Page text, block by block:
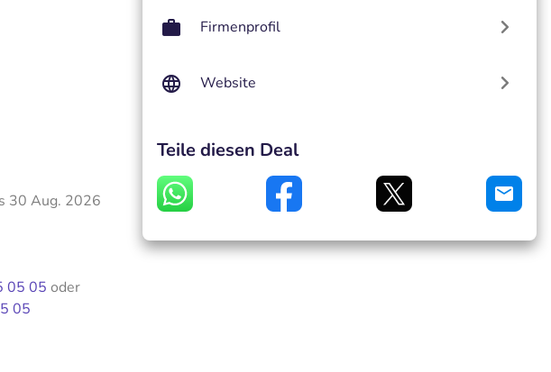
30 Aug. 2026
05 05 oder
05
Firmenprofil
Website
Teile diesen Deal